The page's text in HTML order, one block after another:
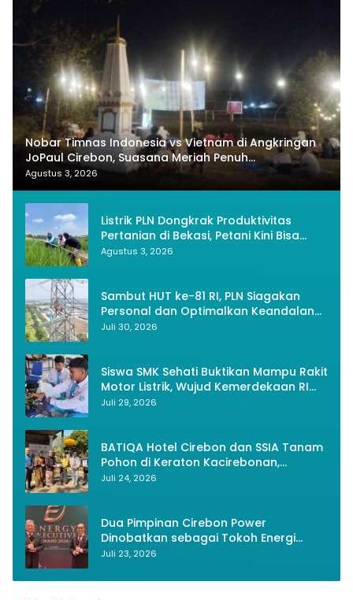
Nobar Timnas Indonesia vs Vietnam di Angkringan
JoPaul Cirebon, Suasana Meriah Penuh
Nasionalisme
Agustus 3, 2026
Listrik PLN Dongkrak Produktivitas
Pertanian di Bekasi, Petani Kini Bisa
Panen Tiga Kali Setahun
Agustus 3, 2026
Sambut HUT ke-81 RI, PLN Siagakan
Personal dan Optimalkan Keandalan
Instalasi Transmisi
Juli 30, 2026
Siswa SMK Sehati Buktikan Mampu Rakit
Motor Listrik, Wujud Kemerdekaan RI
Melalui Inovasi dan Kemandirian
Juli 29, 2026
BATIQA Hotel Cirebon dan SSIA Tanam
Pohon di Keraton Kacirebonan,
Lestarikan Budaya dan Lingkungan
Juli 24, 2026
Dua Pimpinan Cirebon Power
Dinobatkan sebagai Tokoh Energi
Berkelanjutan 2026
Juli 23, 2026